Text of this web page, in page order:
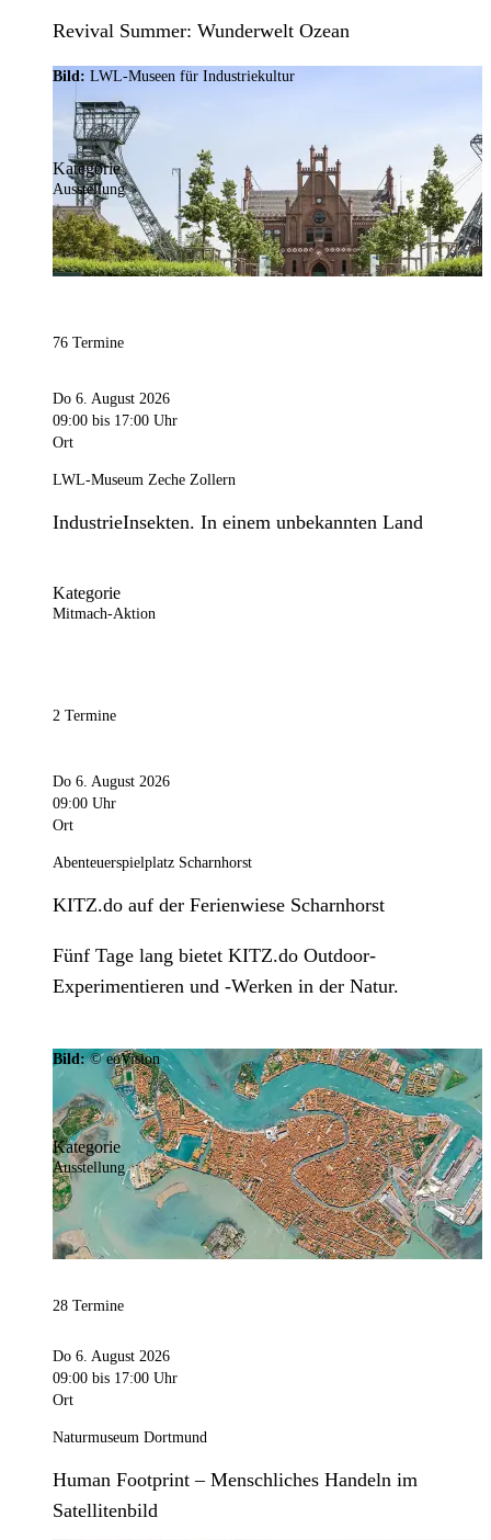
Revival Summer: Wunderwelt Ozean
Bild: LWL-Museen für Industriekultur
Kategorie
Ausstellung
76 Termine
Do 6. August 2026
09:00 bis 17:00 Uhr
Ort
LWL-Museum Zeche Zollern
IndustrieInsekten. In einem unbekannten Land
Kategorie
Mitmach-Aktion
2 Termine
Do 6. August 2026
09:00 Uhr
Ort
Abenteuerspielplatz Scharnhorst
KITZ.do auf der Ferienwiese Scharnhorst
Fünf Tage lang bietet KITZ.do Outdoor-
Experimentieren und -Werken in der Natur.
Bild:© eoVision
Kategorie
Ausstellung
28 Termine
Do 6. August 2026
09:00 bis 17:00 Uhr
Ort
Naturmuseum Dortmund
Human Footprint – Menschliches Handeln im
Satellitenbild